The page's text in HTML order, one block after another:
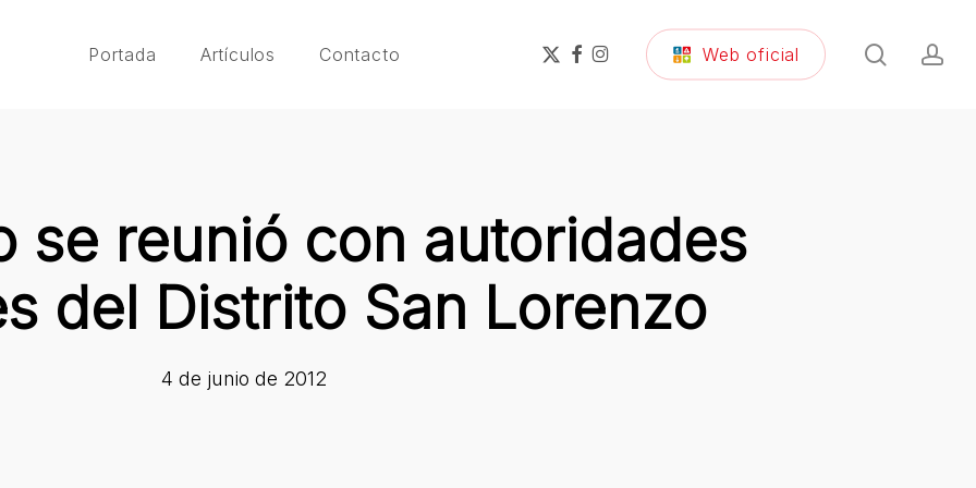
Portada Artículos Contacto
x-
twitter
facebook
instagram Web oficial search
se reunió con autoridades
del Distrito San Lorenzo
4 de junio de 2012